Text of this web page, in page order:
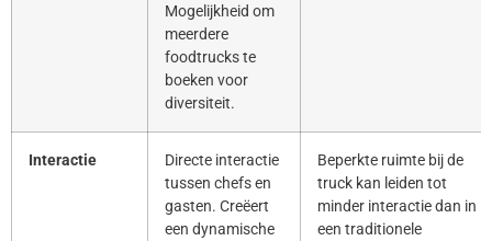
Mogelijkheid om
meerdere
foodtrucks te
boeken voor
diversiteit.
Interactie
Directe interactie
tussen chefs en
gasten. Creëert
een dynamische
Beperkte ruimte bij de
truck kan leiden tot
minder interactie dan in
een traditionele